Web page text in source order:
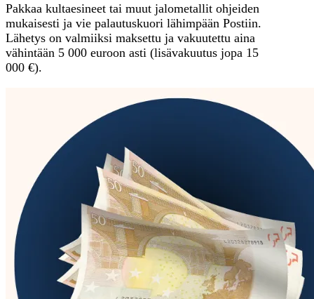
Pakkaa kultaesineet tai muut jalometallit ohjeiden
mukaisesti ja vie palautuskuori lähimpään Postiin.
Lähetys on valmiiksi maksettu ja vakuutettu aina
vähintään 5 000 euroon asti (lisävakuutus jopa 15
000 €).